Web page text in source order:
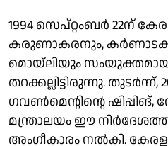
1994 സെപ്റ്റംബർ 22ന്
കരുണാകരനും, കർണാടക
മൊയ്‌ലിയും
തറക്കല്ലിട്ടിരുന്നു. തുടർന്ന്,
ഗവൺമെന്റിന്റെ
മന്ത്രാലയം ഈ
അംഗീകാരം നൽകി.